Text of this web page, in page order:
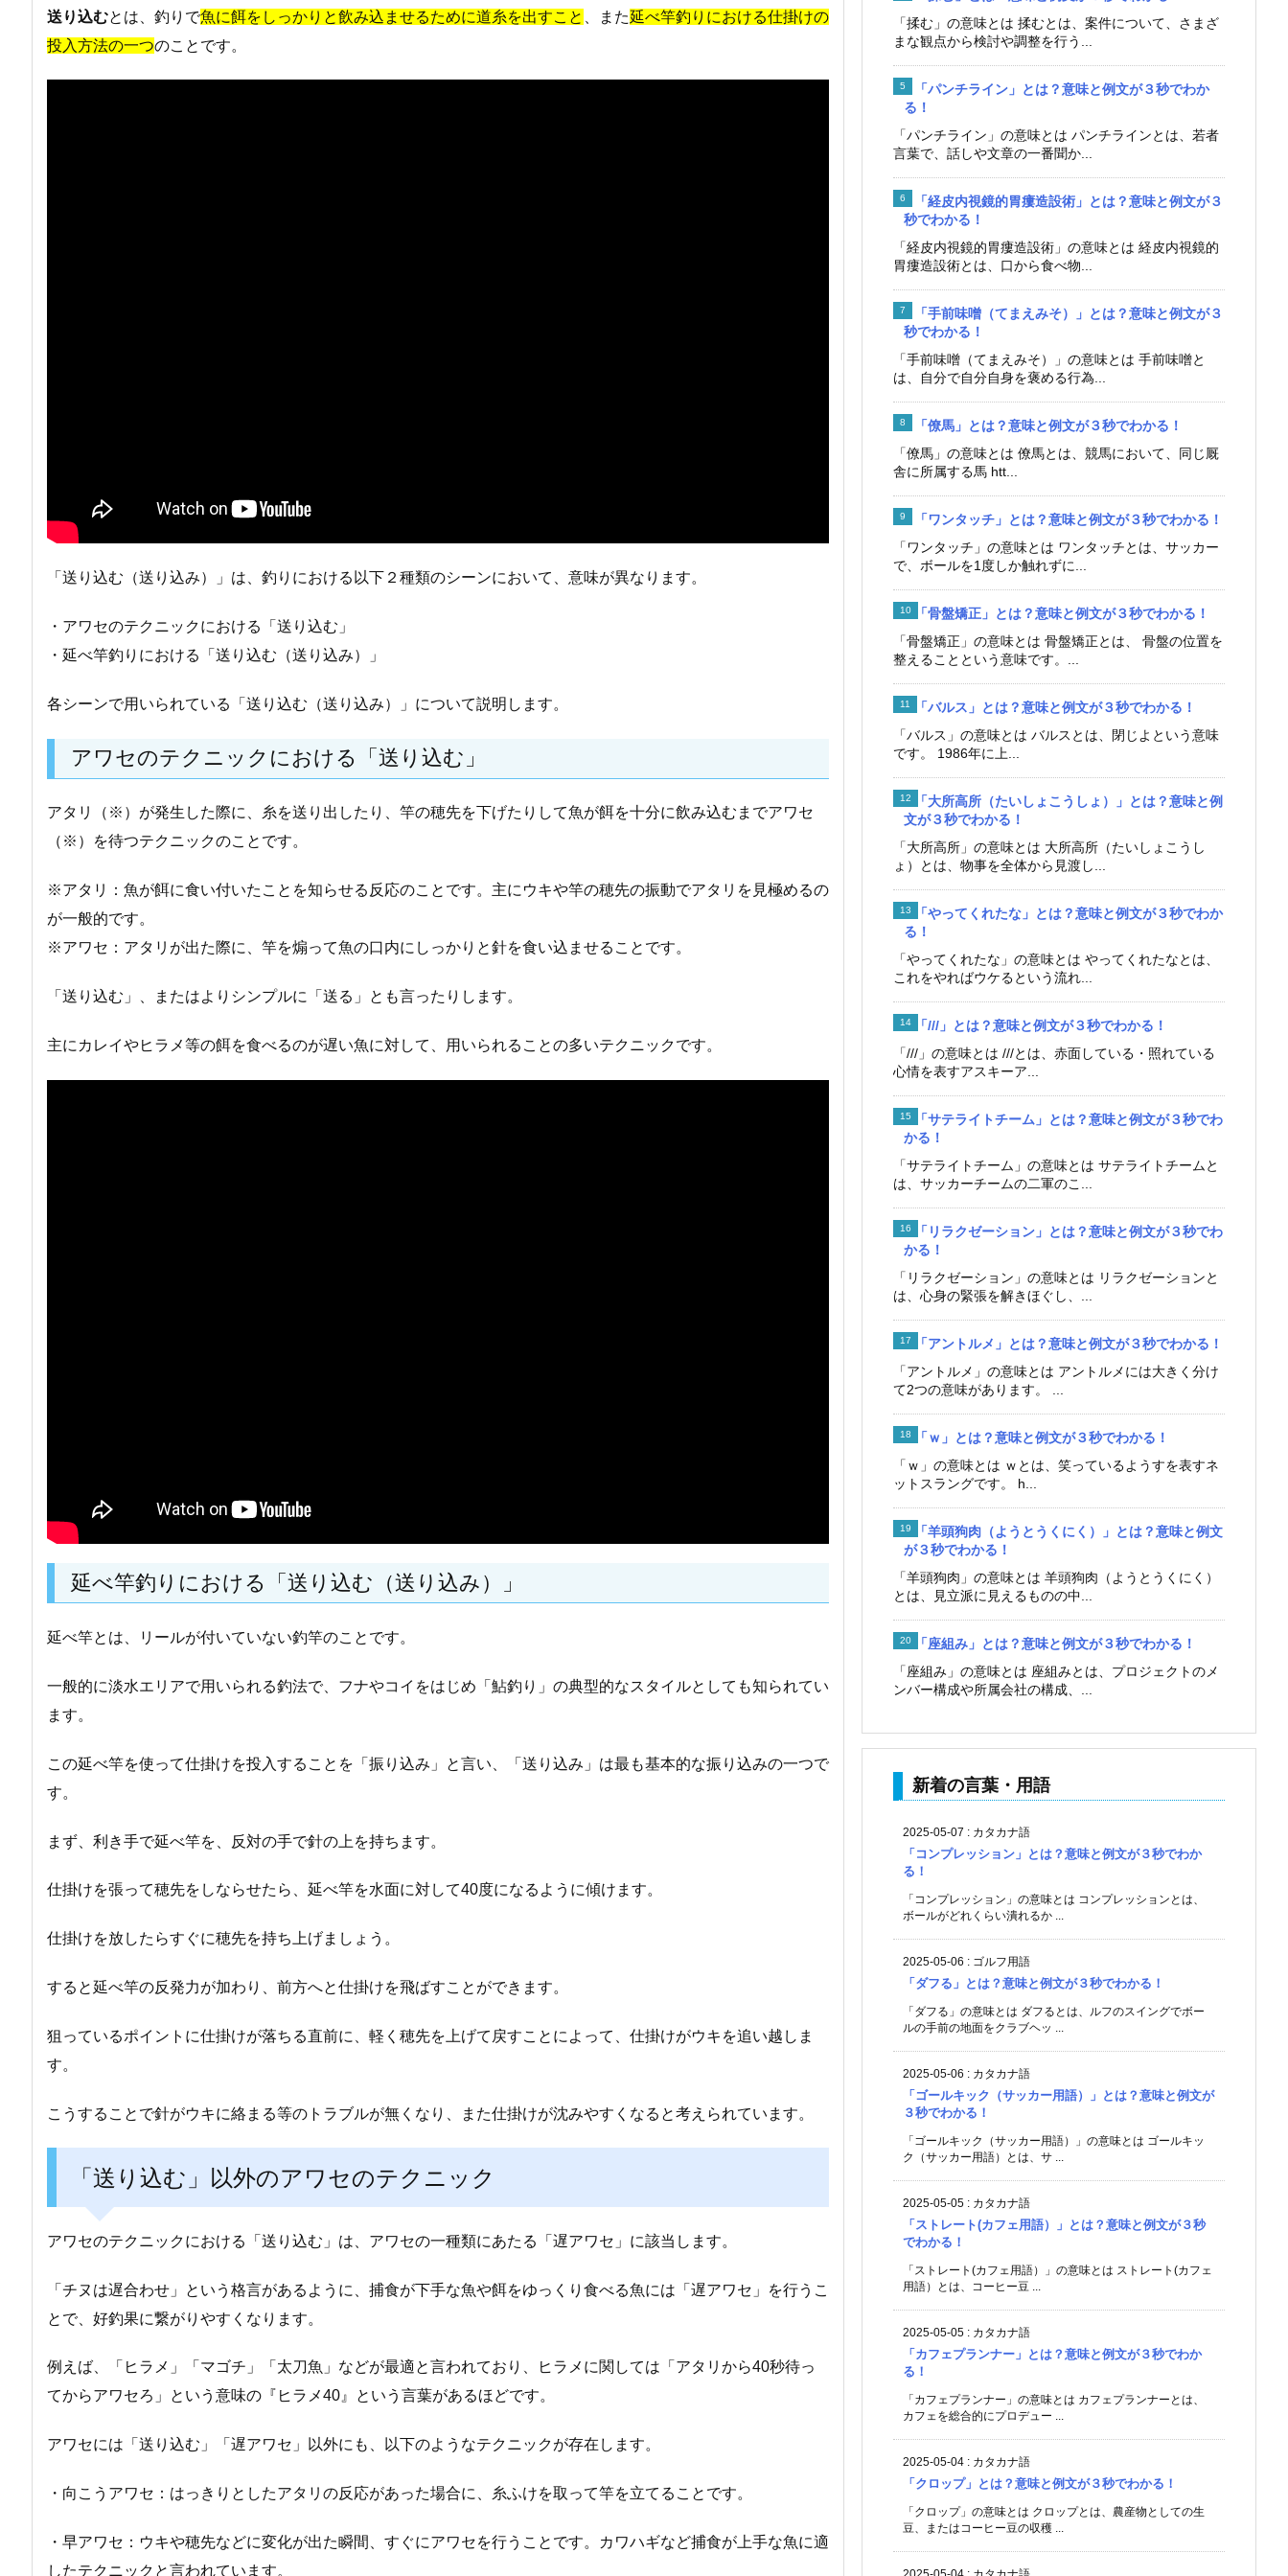
送り込むとは、釣りで魚に餌をしっかりと飲み込ませるために道糸を出すこと 、また延べ竿釣りにおける仕掛けの
投入方法の一つのことです。
「送り込む（送り込み）」は、釣りにおける以下２種類のシーンにおいて、意味が異なります。
・アワセのテクニックにおける「送り込む」
・延べ竿釣りにおける「送り込む（送り込み）」
各シーンで用いられている「送り込む（送り込み）」について説明します。
アワセのテクニックにおける「送り込む」
アタリ（※）が発生した際に、糸を送り出したり、竿の穂先を下げたりして魚が餌を十分に飲み込むまでアワセ
（※）を待つテクニックのことです。
※アタリ：魚が餌に食い付いたことを知らせる反応のことです。主にウキや竿の穂先の振動でアタリを見極めるの
が一般的です。
※アワセ：アタリが出た際に、竿を煽って魚の口内にしっかりと針を食い込ませることです。
「送り込む」、またはよりシンプルに「送る」とも言ったりします。
主にカレイやヒラメ等の餌を食べるのが遅い魚に対して、用いられることの多いテクニックです。
延べ竿釣りにおける「送り込む（送り込み）」
延べ竿とは、リールが付いていない釣竿のことです。
一般的に淡水エリアで用いられる釣法で、フナやコイをはじめ「鮎釣り」の典型的なスタイルとしても知られてい
ます。
この延べ竿を使って仕掛けを投入することを「振り込み」と言い、「送り込み」は最も基本的な振り込みの一つで
す。
まず、利き手で延べ竿を、反対の手で針の上を持ちます。
仕掛けを張って穂先をしならせたら、延べ竿を水面に対して40度になるように傾けます。
仕掛けを放したらすぐに穂先を持ち上げましょう。
すると延べ竿の反発力が加わり、前方へと仕掛けを飛ばすことができます。
狙っているポイントに仕掛けが落ちる直前に、軽く穂先を上げて戻すことによって、仕掛けがウキを追い越しま
す。
こうすることで針がウキに絡まる等のトラブルが無くなり、また仕掛けが沈みやすくなると考えられています。
「送り込む」以外のアワセのテクニック
アワセのテクニックにおける「送り込む」は、アワセの一種類にあたる「遅アワセ」に該当します。
「チヌは遅合わせ」という格言があるように、捕食が下手な魚や餌をゆっくり食べる魚には「遅アワセ」を行うこ
とで、好釣果に繋がりやすくなります。
例えば、「ヒラメ」「マゴチ」「太刀魚」などが最適と言われており、ヒラメに関しては「アタリから40秒待っ
てからアワセろ」という意味の『ヒラメ40』という言葉があるほどです。
アワセには「送り込む」「遅アワセ」以外にも、以下のようなテクニックが存在します。
・向こうアワセ：はっきりとしたアタリの反応があった場合に、糸ふけを取って竿を立てることです。
・早アワセ：ウキや穂先などに変化が出た瞬間、すぐにアワセを行うことです。カワハギなど捕食が上手な魚に適
したテクニックと言われています。
「揉む」の意味とは 揉むとは、案件について、さまざ
まな観点から検討や調整を行う...
「パンチライン」とは？意味と例文が３秒でわか
る！
「パンチライン」の意味とは パンチラインとは、若者
言葉で、話しや文章の一番聞か...
「経皮内視鏡的胃瘻造設術」とは？意味と例文が３
秒でわかる！
「経皮内視鏡的胃瘻造設術」の意味とは 経皮内視鏡的
胃瘻造設術とは、口から食べ物...
「手前味噌（てまえみそ）」とは？意味と例文が３
秒でわかる！
「手前味噌（てまえみそ）」の意味とは 手前味噌と
は、自分で自分自身を褒める行為...
「僚馬」とは？意味と例文が３秒でわかる！
「僚馬」の意味とは 僚馬とは、競馬において、同じ厩
舎に所属する馬 htt...
「ワンタッチ」とは？意味と例文が３秒でわかる！
「ワンタッチ」の意味とは ワンタッチとは、サッカー
で、ボールを1度しか触れずに...
「骨盤矯正」とは？意味と例文が３秒でわかる！
「骨盤矯正」の意味とは 骨盤矯正とは、 骨盤の位置を
整えることという意味です。...
「バルス」とは？意味と例文が３秒でわかる！
「バルス」の意味とは バルスとは、閉じよという意味
です。 1986年に上...
「大所高所（たいしょこうしょ）」とは？意味と例
文が３秒でわかる！
「大所高所」の意味とは 大所高所（たいしょこうし
ょ）とは、物事を全体から見渡し...
「やってくれたな」とは？意味と例文が３秒でわか
る！
「やってくれたな」の意味とは やってくれたなとは、
これをやればウケるという流れ...
「///」とは？意味と例文が３秒でわかる！
「///」の意味とは ///とは、赤面している・照れている
心情を表すアスキーア...
「サテライトチーム」とは？意味と例文が３秒でわ
かる！
「サテライトチーム」の意味とは サテライトチームと
は、サッカーチームの二軍のこ...
「リラクゼーション」とは？意味と例文が３秒でわ
かる！
「リラクゼーション」の意味とは リラクゼーションと
は、心身の緊張を解きほぐし、...
「アントルメ」とは？意味と例文が３秒でわかる！
「アントルメ」の意味とは アントルメには大きく分け
て2つの意味があります。 ...
「ｗ」とは？意味と例文が３秒でわかる！
「ｗ」の意味とは ｗとは、笑っているようすを表すネ
ットスラングです。 h...
「羊頭狗肉（ようとうくにく）」とは？意味と例文
が３秒でわかる！
「羊頭狗肉」の意味とは 羊頭狗肉（ようとうくにく）
とは、見立派に見えるものの中...
「座組み」とは？意味と例文が３秒でわかる！
「座組み」の意味とは 座組みとは、プロジェクトのメ
ンバー構成や所属会社の構成、...
新着の言葉・用語
2025-05-07 : カタカナ語
「コンプレッション」とは？意味と例文が３秒でわか
る！
「コンプレッション」の意味とは コンプレッションとは、
ボールがどれくらい潰れるか ...
2025-05-06 : ゴルフ用語
「ダフる」とは？意味と例文が３秒でわかる！
「ダフる」の意味とは ダフるとは、ルフのスイングでボー
ルの手前の地面をクラブヘッ ...
2025-05-06 : カタカナ語
「ゴールキック（サッカー用語）」とは？意味と例文が
３秒でわかる！
「ゴールキック（サッカー用語）」の意味とは ゴールキッ
ク（サッカー用語）とは、サ ...
2025-05-05 : カタカナ語
「ストレート(カフェ用語）」とは？意味と例文が３秒
でわかる！
「ストレート(カフェ用語）」の意味とは ストレート(カフェ
用語）とは、コーヒー豆 ...
2025-05-05 : カタカナ語
「カフェプランナー」とは？意味と例文が３秒でわか
る！
「カフェプランナー」の意味とは カフェプランナーとは、
カフェを総合的にプロデュー ...
2025-05-04 : カタカナ語
「クロップ」とは？意味と例文が３秒でわかる！
「クロップ」の意味とは クロップとは、農産物としての生
豆、またはコーヒー豆の収穫 ...